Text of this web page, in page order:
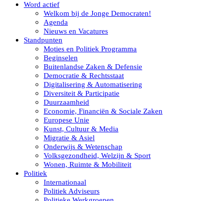
Word actief
Welkom bij de Jonge Democraten!
Agenda
Nieuws en Vacatures
Standpunten
Moties en Politiek Programma
Beginselen
Buitenlandse Zaken & Defensie
Democratie & Rechtsstaat
Digitalisering & Automatisering
Diversiteit & Participatie
Duurzaamheid
Economie, Financiën & Sociale Zaken
Europese Unie
Kunst, Cultuur & Media
Migratie & Asiel
Onderwijs & Wetenschap
Volksgezondheid, Welzijn & Sport
Wonen, Ruimte & Mobiliteit
Politiek
Internationaal
Politiek Adviseurs